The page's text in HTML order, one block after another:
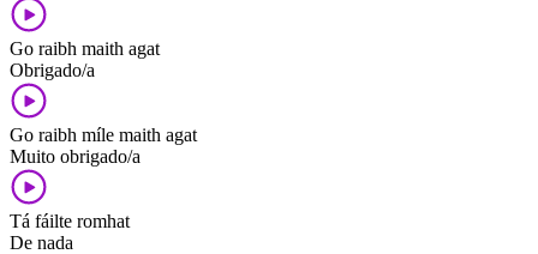
Go raibh maith agat
Obrigado/a
Go raibh míle maith agat
Muito obrigado/a
Tá fáilte romhat
De nada